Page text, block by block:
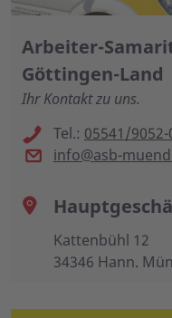
Arbeiter-
Göttingen-Land
Ihr Kontakt zu uns.
Tel.: 05541/9052-
info@asb-
Kattenbühl 12
34346 Hann.